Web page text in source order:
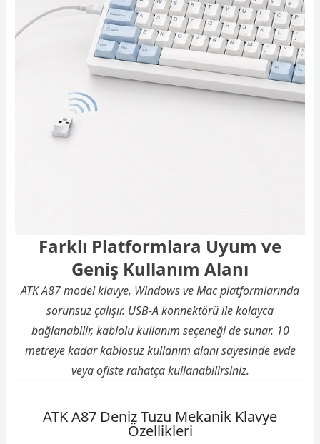
Farklı Platformlara Uyum ve
Geniş Kullanım Alanı
ATK A87 model klavye, Windows ve Mac platformlarında
sorunsuz çalışır. USB-A konnektörü ile kolayca
bağlanabilir, kablolu kullanım seçeneği de sunar. 10
metreye kadar kablosuz kullanım alanı sayesinde evde
veya ofiste rahatça kullanabilirsiniz.
ATK A87 Deniz Tuzu Mekanik Klavye
Özellikleri